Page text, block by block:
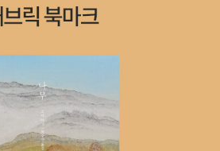
《우리의 슬픔은 전문적이고 아름다워》
《으라차차 손수레》(차영미 글·나다정
《안철수의 힘》(강준만, 인물과사상
벌)《떠드니까 아이다》(백설아, 걷는
자들에게 : 엉망인 여성해방론》(다나카
테제, 2019.9.5.)#いのちの女たちへ #
田中美津《마법은 없었다》(알렉상드
기니 스스로 담벼락을 쌓고 말아요. “응,
《메두사 엄마》(키티 크라우더/김
첫/2023.11.20.4벌)#KittyCrowther
도토리 예배당 종지기 아저씨》(권정생